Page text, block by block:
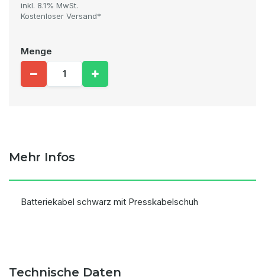
inkl. 8.1% MwSt.
Kostenloser Versand*
Menge
Mehr Infos
Batteriekabel schwarz mit Presskabelschuh
Technische Daten